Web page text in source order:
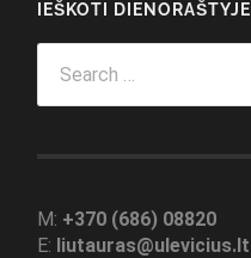
IEŠKOTI DIENORAŠTYJE
for:
M: +370 (686) 08820
E: liutauras@ulevicius.lt